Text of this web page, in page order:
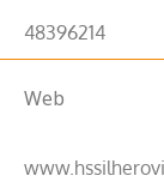
48396214
Web